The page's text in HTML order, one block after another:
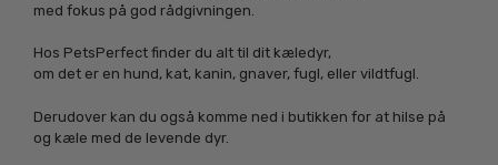
med fokus på god rådgivningen.
Hos PetsPerfect finder du alt til dit kæledyr,
om det er en hund, kat, kanin, gnaver, fugl, eller vildtfugl.
Derudover kan du også komme ned i butikken for at hilse på
og kæle med de levende dyr.